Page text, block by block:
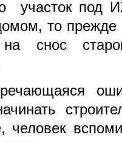
участок под
то прежде
снос
человек